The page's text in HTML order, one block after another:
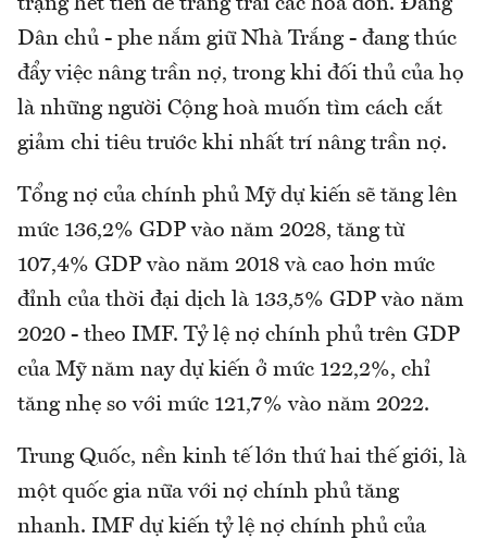
Dân chủ - phe nắm giữ Nhà Trắng - đang thúc
đẩy việc nâng trần nợ, trong khi đối thủ của họ
là những người Cộng hoà muốn tìm cách cắt
giảm chi tiêu trước khi nhất trí nâng trần nợ.
Tổng nợ của chính phủ Mỹ dự kiến sẽ tăng lên
mức 136,2% GDP vào năm 2028, tăng từ
107,4% GDP vào năm 2018 và cao hơn mức
đỉnh của thời đại dịch là 133,5% GDP vào năm
2020 - theo IMF. Tỷ lệ nợ chính phủ trên GDP
của Mỹ năm nay dự kiến ở mức 122,2%, chỉ
tăng nhẹ so với mức 121,7% vào năm 2022.
Trung Quốc, nền kinh tế lớn thứ hai thế giới, là
một quốc gia nữa với nợ chính phủ tăng
nhanh. IMF dự kiến tỷ lệ nợ chính phủ của